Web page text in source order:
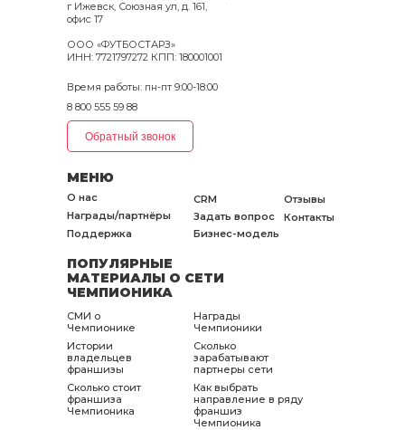
г Ижевск, Союзная ул, д. 161,
офис 17
ООО «ФУТБОСТАРЗ»
ИНН: 7721797272 КПП: 180001001
МЕНЮ
Поддержка
CRM
О нас Отзывы
Бизнес-модель
Награды/партнёры Задать вопрос
ПОПУЛЯРНЫЕ
МАТЕРИАЛЫ О СЕТИ
ЧЕМПИОНИКА
СМИ о
Чемпионике
Истории
владельцев
франшизы
Награды
Чемпионики
Сколько
зарабатывают
партнеры сети
Сколько стоит
франшиза
Чемпионика
Как выбрать
направление в ряду
франшиз
Чемпионика
Контакты
8 800 555 59 88
Время работы: пн-пт 9:00-18:00
Обратный звонок